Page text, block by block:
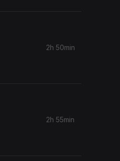
2h 50min
2h 55min